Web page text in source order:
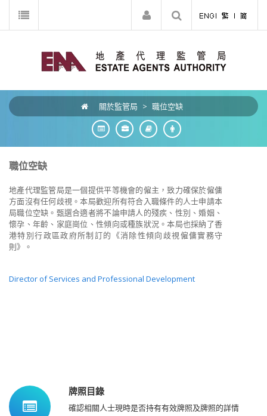
關於監管局 > 職位空缺
職位空缺
地產代理監管局是一個提供平等機會的僱主，致力確保於僱傭
方面沒有任何歧視。本局歡迎所有符合入職條件的人士申請本
局職位空缺。甄選合適者將不論申請人的殘疾、性別、婚姻、
懷孕、年齡、家庭崗位、性傾向或種族狀況。本局也採納了香
港特別行政區政府所制訂的《消除性傾向歧視僱傭實務守
則》。
Director of Services and Professional Development
牌照目錄
確認相關人士現時是否持有有效牌照及牌照的詳情